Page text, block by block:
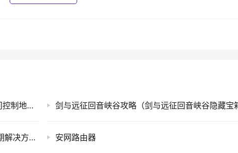
单侧检验和双侧检验，后面有机会再详细介绍）；【标记显著
手机MAC地址查询方法(一种手机的媒体访问控制地址查询方法)
Windows7用户长时间未登录记住密码已过期解决方法(图) 安网路由器